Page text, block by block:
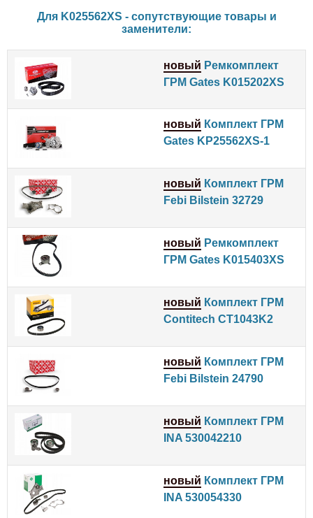
Для K025562XS - сопутствующие товары и
заменители:
новый Ремкомплект
ГРМ Gates K015202XS
новый Комплект ГРМ
Gates KP25562XS-1
новый Комплект ГРМ
Febi Bilstein 32729
новый Ремкомплект
ГРМ Gates K015403XS
новый Комплект ГРМ
Contitech CT1043K2
новый Комплект ГРМ
Febi Bilstein 24790
новый Комплект ГРМ
INA 530042210
новый Комплект ГРМ
INA 530054330